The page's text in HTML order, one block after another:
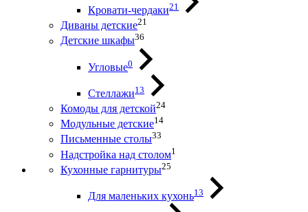
Кровати-чердаки21
Диваны детские21
Детские шкафы36
Угловые0
Стеллажи13
Комоды для детской24
Модульные детские14
Письменные столы33
Надстройка над столом1
Кухонные гарнитуры25
Для маленьких кухонь13